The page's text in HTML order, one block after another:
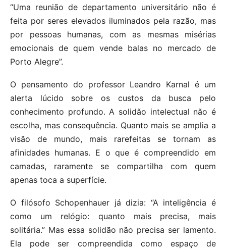
“Uma reunião de departamento universitário não é
feita por seres elevados iluminados pela razão, mas
por pessoas humanas, com as mesmas misérias
emocionais de quem vende balas no mercado de
Porto Alegre”.
O pensamento do professor Leandro Karnal é um
alerta lúcido sobre os custos da busca pelo
conhecimento profundo. A solidão intelectual não é
escolha, mas consequência. Quanto mais se amplia a
visão de mundo, mais rarefeitas se tornam as
afinidades humanas. E o que é compreendido em
camadas, raramente se compartilha com quem
apenas toca a superfície.
O filósofo Schopenhauer já dizia: “A inteligência é
como um relógio: quanto mais precisa, mais
solitária.” Mas essa solidão não precisa ser lamento.
Ela pode ser compreendida como espaço de